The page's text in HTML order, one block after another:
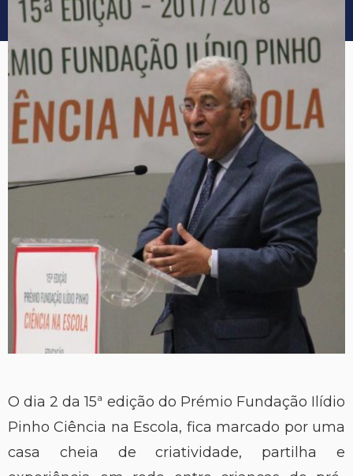
O dia 2 da 15ª edição do Prémio Fundação Ilídio
Pinho Ciência na Escola, fica marcado por uma
casa cheia de criatividade, partilha e